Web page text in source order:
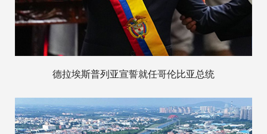
德拉埃斯普列亚宣誓就任哥伦比亚总统